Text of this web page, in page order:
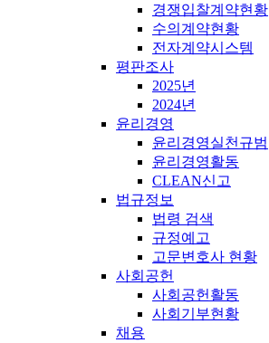
경쟁입찰계약현황
수의계약현황
전자계약시스템
평판조사
2025년
2024년
윤리경영
윤리경영실천규범
윤리경영활동
CLEAN신고
법규정보
법령 검색
규정예고
고문변호사 현황
사회공헌
사회공헌활동
사회기부현황
채용